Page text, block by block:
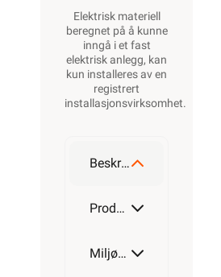
Elektrisk materiell
beregnet på å kunne
inngå i et fast
elektrisk anlegg, kan
kun installeres av en
registrert
installasjonsvirksomhet.
Beskrivelse
Produktdetaljer
Miljøparametere